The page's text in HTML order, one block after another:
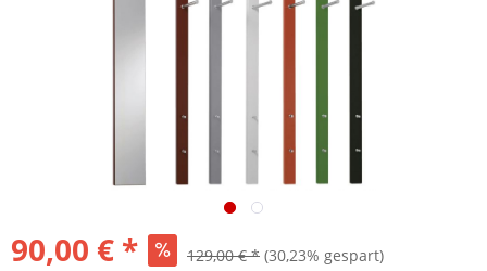
90,00 € * 129,00 € * (30,23% gespart)